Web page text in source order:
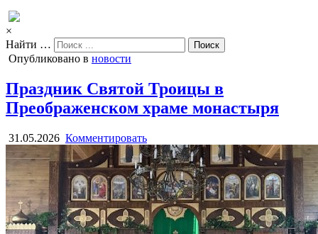
×
Найти …
Опубликовано в новости
Праздник Святой Троицы в
Преображенском храме монастыря
31.05.2026 Комментировать